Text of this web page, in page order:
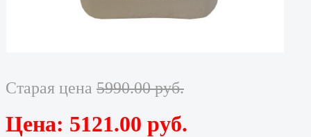
Старая цена 5990.00 руб.
Цена: 5121.00 руб.